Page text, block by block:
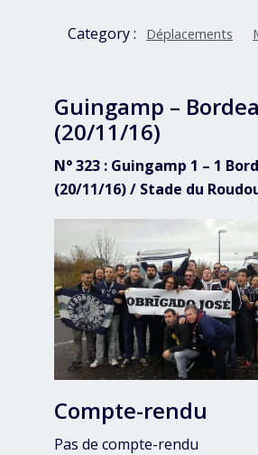
Category : Déplacements
Guingamp –
(20/11/16)
N° 323 : Guingamp 1 – 1
(20/11/16) / Stade du
Compte-rendu
Pas de compte-rendu